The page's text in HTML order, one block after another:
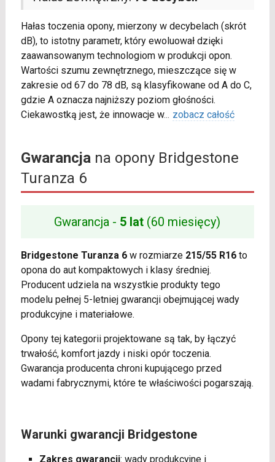
Hałas toczenia opony, mierzony w decybelach (skrót
dB), to istotny parametr, który ewoluował dzięki
zaawansowanym technologiom w produkcji opon.
Wartości szumu zewnętrznego, mieszczące się w
zakresie od 67 do 78 dB, są klasyfikowane od A do C,
gdzie A oznacza najniższy poziom głośności.
Ciekawostką jest, że innowacje w... zobacz całość
Gwarancjana opony Bridgestone
Turanza 6
Gwarancja - 5 lat (60 miesięcy)
Bridgestone Turanza 6w rozmiarze 215/55 R16to
opona do aut kompaktowych i klasy średniej.
Producent udziela na wszystkie produkty tego
modelu pełnej 5-letniej gwarancji obejmującej wady
produkcyjne i materiałowe.
Opony tej kategorii projektowane są tak, by łączyć
trwałość, komfort jazdy i niski opór toczenia.
Gwarancja producenta chroni kupującego przed
wadami fabrycznymi, które te właściwości pogarszają.
Warunki gwarancji Bridgestone
Zakres gwarancji: wady produkcyjne i